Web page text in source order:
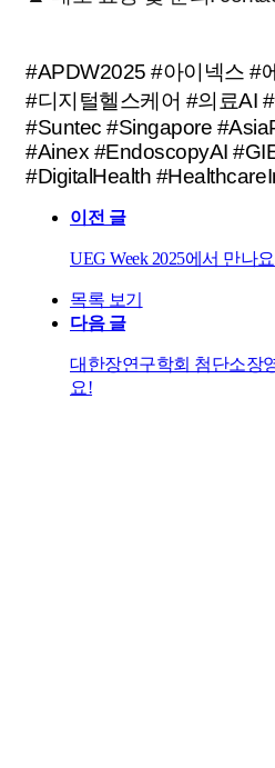
#APDW2025 #아이넥스 #
#디지털헬스케어 #의료AI
#Suntec #Singapore
#Ainex #EndoscopyAI
#DigitalHealth
이전 글
UEG Week 2025에서 만나
목록 보기
다음 글
대한장연구학회 첨단소장
요!